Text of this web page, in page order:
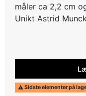
måler ca 2,2 cm
Unikt Astrid
 Sidste elementer på